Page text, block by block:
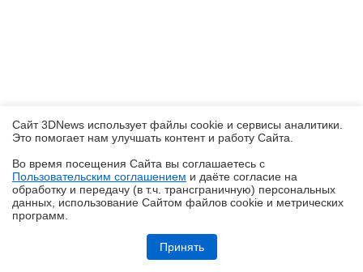
Обзор видеокарты Acer Nitro Intel Arc B570 OC
Сайт 3DNews использует файлы cookie и сервисы аналитики.
Это помогает нам улучшать контент и работу Cайта.
Во время посещения Cайта вы соглашаетесь с
Пользовательским соглашением и даёте согласие на
обработку и передачу (в т.ч. трансграничную) персональных
данных, использование Cайтом файлов cookie и метрических
программ.
Принять